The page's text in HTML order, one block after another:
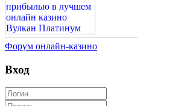
Форум онлайн-казино
Вход